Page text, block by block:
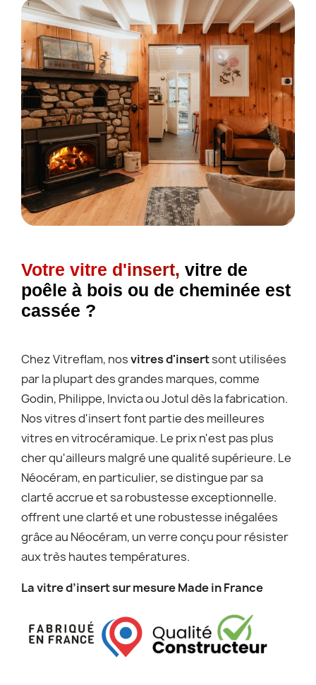
Votre vitre d'insert, vitre de
poêle à bois ou de cheminée est
cassée ?
Chez Vitreflam, nosvitres d'insertsont utilisées
par la plupart des grandes marques, comme
Godin, Philippe, Invicta ou Jotul dès la fabrication.
Nos vitres d'insert font partie des meilleures
vitres en vitrocéramique. Le prix n'est pas plus
cher qu'ailleurs malgré une qualité supérieure. Le
Néocéram, en particulier, se distingue par sa
clarté accrue et sa robustesse exceptionnelle.
offrent une clarté et une robustesse inégalées
grâce au Néocéram, un verre conçu pour résister
aux très hautes températures.
La vitre d’insert sur mesure Made in France